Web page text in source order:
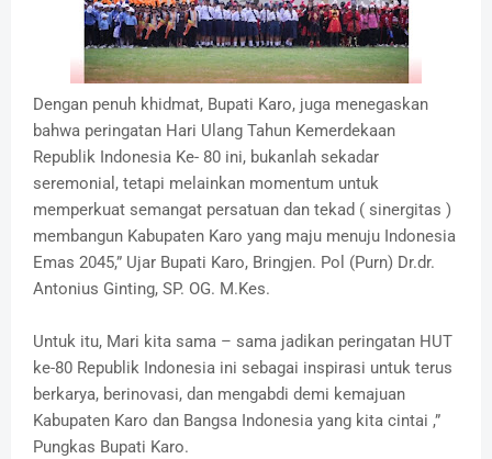
Dengan penuh khidmat, Bupati Karo, juga menegaskan
bahwa peringatan Hari Ulang Tahun Kemerdekaan
Republik Indonesia Ke- 80 ini, bukanlah sekadar
seremonial, tetapi melainkan momentum untuk
memperkuat semangat persatuan dan tekad ( sinergitas )
membangun Kabupaten Karo yang maju menuju Indonesia
Emas 2045,” Ujar Bupati Karo, Bringjen. Pol (Purn) Dr.dr.
Antonius Ginting, SP. OG. M.Kes.
Untuk itu, Mari kita sama – sama jadikan peringatan HUT
ke-80 Republik Indonesia ini sebagai inspirasi untuk terus
berkarya, berinovasi, dan mengabdi demi kemajuan
Kabupaten Karo dan Bangsa Indonesia yang kita cintai ,”
Pungkas Bupati Karo.